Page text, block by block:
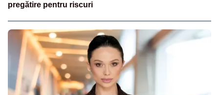
pregătire pentru riscuri